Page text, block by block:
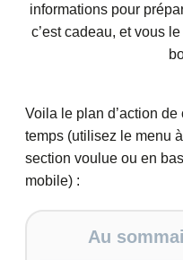
informations pour
c’est cadeau, et vous
Voila le plan d’action
temps (utilisez le menu
section voulue ou en
mobile) :
Au